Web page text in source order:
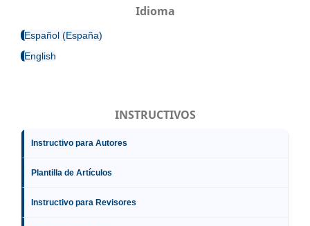
Idioma
Español (España)
English
INSTRUCTIVOS
Instructivo para Autores
Plantilla de Artículos
Instructivo para Revisores